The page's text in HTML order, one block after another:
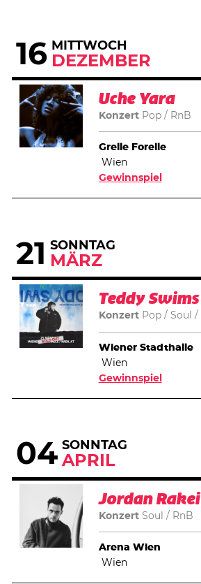
16 MITTWOCH
DEZEMBER
Uche Yara
Konzert Pop RnB
Grelle Forelle
Wien
Gewinnspiel
21 SONNTAG
MÄRZ
Teddy Swims
Konzert Pop Soul
Wiener Stadthalle
Wien
Gewinnspiel
04 SONNTAG
APRIL
Jordan Rakei
Konzert Soul RnB
Arena Wien
Wien